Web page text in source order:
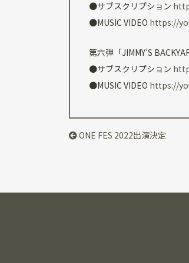
●サブスクリプション
●MUSIC VIDEO https://
第六弾「JIMMY’S
●サブスクリプション
●MUSIC VIDEO https://
ONE FES 2022出演決定